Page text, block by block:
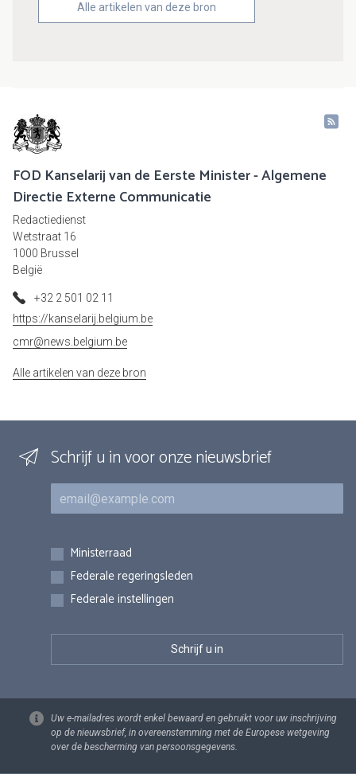
Alle artikelen van deze bron
FOD Kanselarij van de Eerste Minister - Algemene
Directie Externe Communicatie
Redactiedienst
Wetstraat 16
1000 Brussel
België
+32 2 501 02 11
https://kanselarij.belgium.be
cmr@news.belgium.be
Alle artikelen van deze bron
Schrijf u in voor onze nieuwsbrief
E-mail
Inschrijvingen
Ministerraad
Federale regeringsleden
Federale instellingen
Uw e-mailadres wordt enkel bewaard en gebruikt voor uw inschrijving
op de nieuwsbrief, in overeenstemming met de Europese wetgeving
over de bescherming van persoonsgegevens.